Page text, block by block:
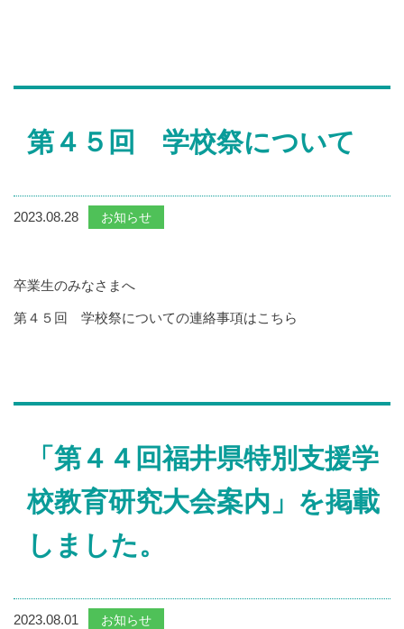
第４５回 学校祭について
2023.08.28 お知らせ
卒業生のみなさまへ
第４５回 学校祭についての連絡事項はこちら
「第４４回福井県特別支援学
校教育研究大会案内」を掲載
しました。
2023.08.01 お知らせ